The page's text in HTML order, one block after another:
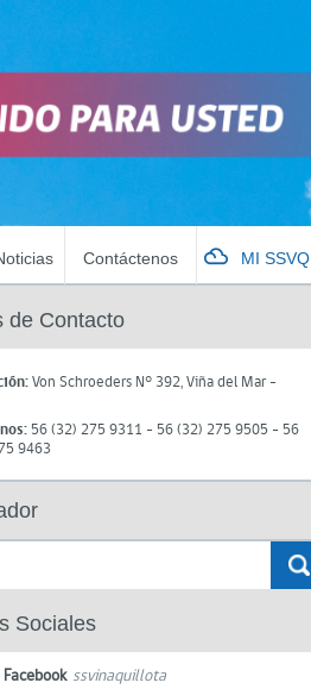
Contáctenos MI SSVQ
de Contacto
Von Schroeders N° 392, Viña del Mar -
56 (32) 275 9311 - 56 (32) 275 9505 - 56
9463
Sociales
Facebook ssvinaquillota